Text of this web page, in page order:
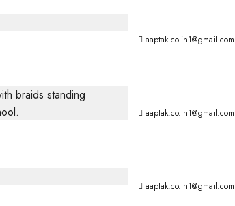
aaptak.co.in1@gmail.com
aaptak.co.in1@gmail.com
aaptak.co.in1@gmail.com